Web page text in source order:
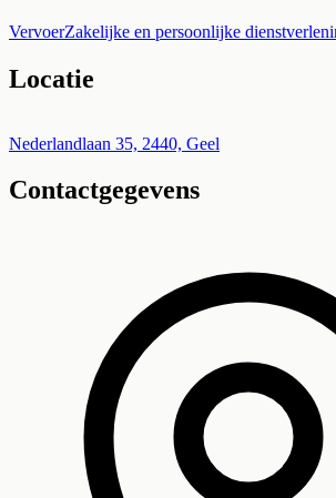
VervoerZakelijke en persoonlijke
Locatie
+
−
Nederlandlaan 35, 2440, Geel
Contactgegevens